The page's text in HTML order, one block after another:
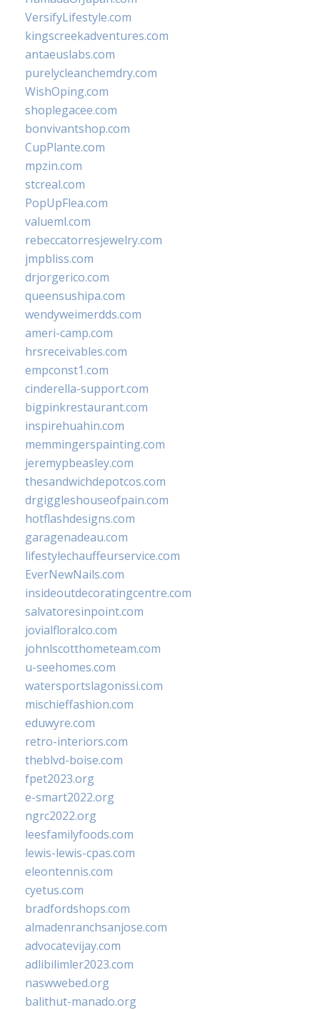
VersifyLifestyle.com
kingscreekadventures.com
antaeuslabs.com
purelycleanchemdry.com
WishOping.com
shoplegacee.com
bonvivantshop.com
CupPlante.com
mpzin.com
stcreal.com
PopUpFlea.com
valueml.com
rebeccatorresjewelry.com
jmpbliss.com
drjorgerico.com
queensushipa.com
wendyweimerdds.com
ameri-camp.com
hrsreceivables.com
empconst1.com
cinderella-support.com
bigpinkrestaurant.com
inspirehuahin.com
memmingerspainting.com
jeremypbeasley.com
thesandwichdepotcos.com
drgiggleshouseofpain.com
hotflashdesigns.com
garagenadeau.com
lifestylechauffeurservice.com
EverNewNails.com
insideoutdecoratingcentre.com
salvatoresinpoint.com
jovialfloralco.com
johnlscotthometeam.com
u-seehomes.com
watersportslagonissi.com
mischieffashion.com
eduwyre.com
retro-interiors.com
theblvd-boise.com
fpet2023.org
e-smart2022.org
ngrc2022.org
leesfamilyfoods.com
lewis-lewis-cpas.com
eleontennis.com
cyetus.com
bradfordshops.com
almadenranchsanjose.com
advocatevijay.com
adlibilimler2023.com
naswwebed.org
balithut-manado.org